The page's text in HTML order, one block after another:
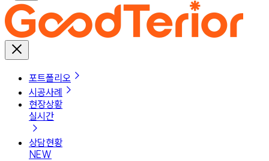
포트폴리오
시공사례
현장상황
실시간
상담현황
NEW